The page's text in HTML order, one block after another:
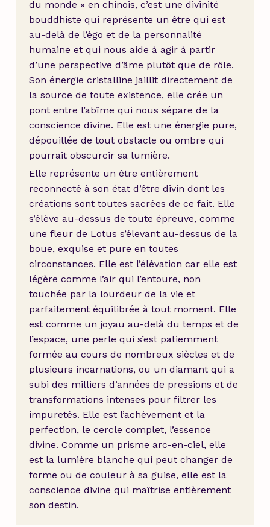
du monde » en chinois, c’est une divinité
bouddhiste qui représente un être qui est
au-delà de l’égo et de la personnalité
humaine et qui nous aide à agir à partir
d’une perspective d’âme plutôt que de rôle.
Son énergie cristalline jaillit directement de
la source de toute existence, elle crée un
pont entre l’abîme qui nous sépare de la
conscience divine. Elle est une énergie pure,
dépouillée de tout obstacle ou ombre qui
pourrait obscurcir sa lumière.
Elle représente un être entièrement
reconnecté à son état d’être divin dont les
créations sont toutes sacrées de ce fait. Elle
s’élève au-dessus de toute épreuve, comme
une fleur de Lotus s’élevant au-dessus de la
boue, exquise et pure en toutes
circonstances. Elle est l’élévation car elle est
légère comme l’air qui l’entoure, non
touchée par la lourdeur de la vie et
parfaitement équilibrée à tout moment. Elle
est comme un joyau au-delà du temps et de
l’espace, une perle qui s’est patiemment
formée au cours de nombreux siècles et de
plusieurs incarnations, ou un diamant qui a
subi des milliers d’années de pressions et de
transformations intenses pour filtrer les
impuretés. Elle est l’achèvement et la
perfection, le cercle complet, l’essence
divine. Comme un prisme arc-en-ciel, elle
est la lumière blanche qui peut changer de
forme ou de couleur à sa guise, elle est la
conscience divine qui maîtrise entièrement
son destin.